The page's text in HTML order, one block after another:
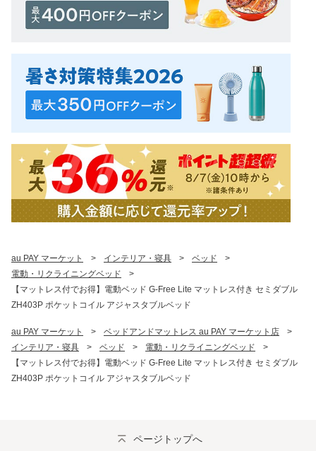
au PAY マーケット > インテリア・寝具 > ベッド
>
電動・リクライニングベッド
>
【マットレス付でお得】電動ベッド G-Free Lite マットレス付き セミダブル
ZH403P ポケットコイル アジャスタブルベッド
au PAY マーケット > ベッドアンドマットレス au PAY マーケット店
>
インテリア・寝具
> ベッド > 電動・リクライニングベッド
>
【マットレス付でお得】電動ベッド G-Free Lite マットレス付き セミダブル
ZH403P ポケットコイル アジャスタブルベッド
ページトップへ